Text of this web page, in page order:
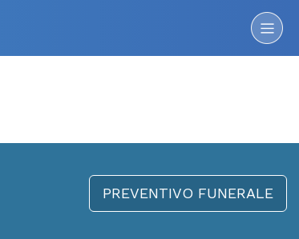
PREVENTIVO FUNERALE